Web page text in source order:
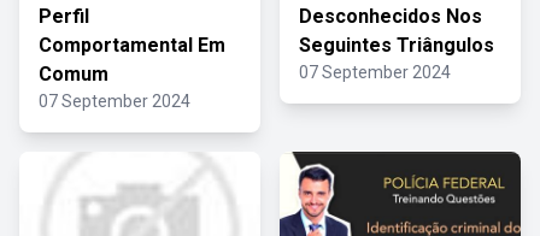
Perfil
Comportamental Em
Comum
07 September 2024
Desconhecidos Nos
Seguintes Triângulos
07 September 2024